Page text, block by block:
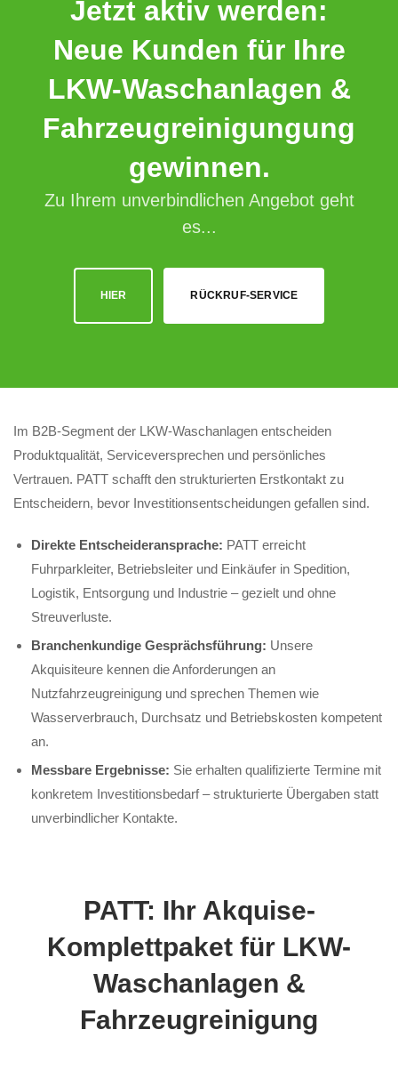
Jetzt aktiv werden:
Neue Kunden für Ihre
LKW-Waschanlagen &
Fahrzeugreinigungung
gewinnen.
Zu Ihrem unverbindlichen Angebot geht
es...
HIER RÜCKRUF-SERVICE
Im B2B-Segment der LKW-Waschanlagen entscheiden
Produktqualität, Serviceversprechen und persönliches
Vertrauen. PATT schafft den strukturierten Erstkontakt zu
Entscheidern, bevor Investitionsentscheidungen gefallen sind.
Direkte Entscheideransprache: PATT erreicht
Fuhrparkleiter, Betriebsleiter und Einkäufer in Spedition,
Logistik, Entsorgung und Industrie – gezielt und ohne
Streuverluste.
Branchenkundige Gesprächsführung: Unsere
Akquisiteure kennen die Anforderungen an
Nutzfahrzeugreinigung und sprechen Themen wie
Wasserverbrauch, Durchsatz und Betriebskosten kompetent
an.
Messbare Ergebnisse: Sie erhalten qualifizierte Termine mit
konkretem Investitionsbedarf – strukturierte Übergaben statt
unverbindlicher Kontakte.
PATT: Ihr Akquise-
Komplettpaket für LKW-
Waschanlagen &
Fahrzeugreinigung